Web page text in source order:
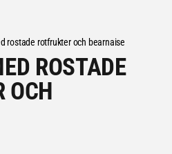
ROSTADE
OCH
rostade rotfrukter och bearnaise